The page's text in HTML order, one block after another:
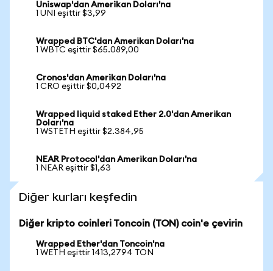
Uniswap'dan Amerikan Doları'na
1 UNI eşittir $3,99
Wrapped BTC'dan Amerikan Doları'na
1 WBTC eşittir $65.089,00
Cronos'dan Amerikan Doları'na
1 CRO eşittir $0,0492
Wrapped liquid staked Ether 2.0'dan Amerikan
Doları'na
1 WSTETH eşittir $2.384,95
NEAR Protocol'dan Amerikan Doları'na
1 NEAR eşittir $1,63
Diğer kurları keşfedin
Diğer kripto coinleri Toncoin (TON) coin'e çevirin
Wrapped Ether'dan Toncoin'na
1 WETH eşittir 1413,2794 TON